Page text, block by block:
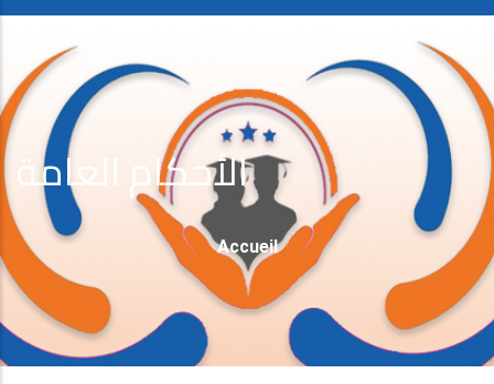
الأحكام العامة
Fil
D'Ariane
Accueil